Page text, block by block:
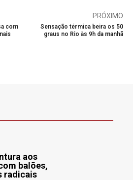
com
PRÓXIMO
Sensação térmica beira os 50
graus no Rio às 9h da manhã
aos
balões,
radicais